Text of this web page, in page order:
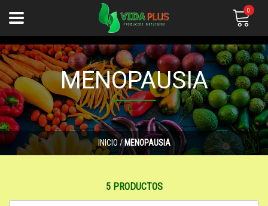
0
INICIO/MENOPAUSIA
MENOPAUSIA
5 PRODUCTOS